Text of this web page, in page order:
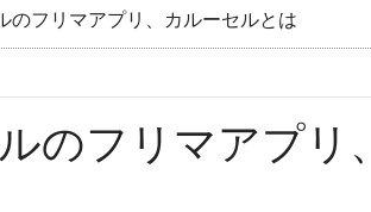
のフリマアプリ、カルーセルとは
のフリマアプリ